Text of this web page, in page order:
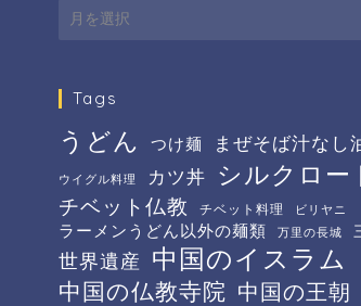
Tags
うどん つけ麺 まぜそば汁なし
ウイグル料理 カツ丼 シルクロー
チベット仏教 チベット料理 ビリヤニ
ラーメンうどん以外の麺類 万里の長城
世界遺産 中国のイスラム
中国の仏教寺院 中国の王朝